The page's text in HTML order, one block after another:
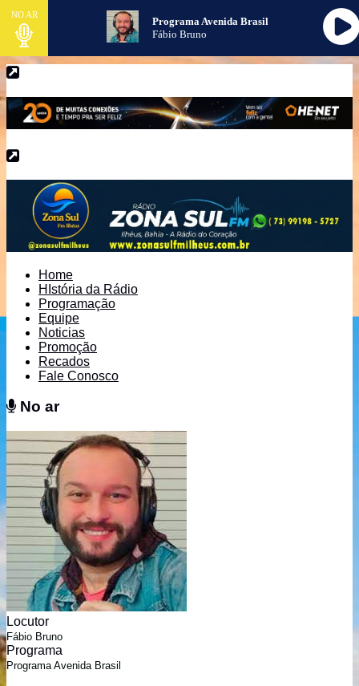
NO AR
Programa Avenida Brasil
Fábio Bruno
Home
HIstória da Rádio
Programação
Equipe
Noticias
Promoção
Recados
Fale Conosco
No ar
Locutor
Fábio Bruno
Programa
Programa Avenida Brasil